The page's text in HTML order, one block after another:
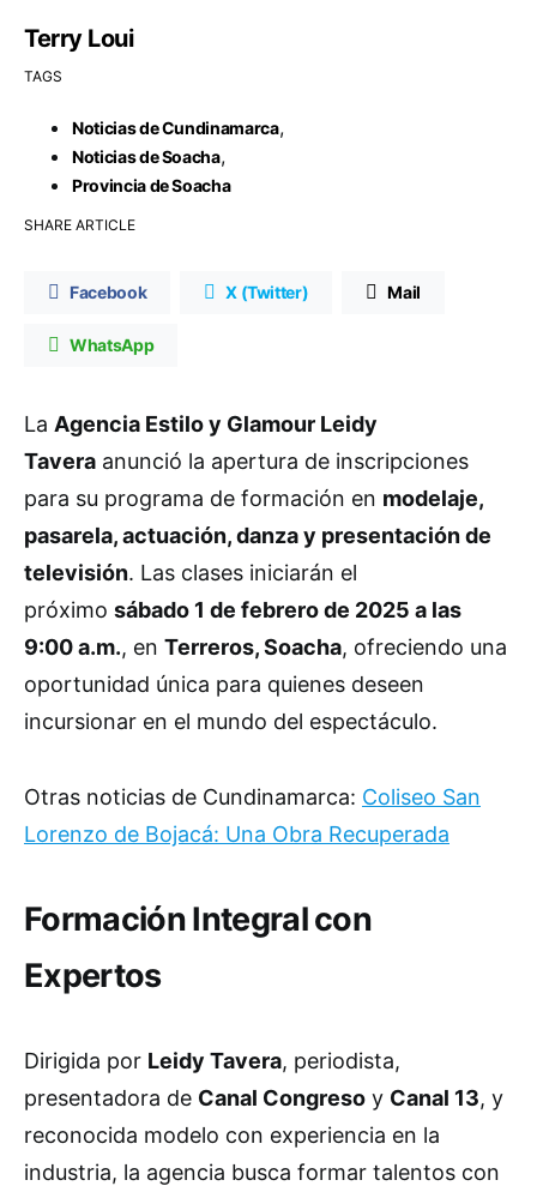
Terry Loui
TAGS
Noticias de Cundinamarca,
Noticias de Soacha,
Provincia de Soacha
SHARE ARTICLE
Facebook X (Twitter) Mail
WhatsApp
La Agencia Estilo y Glamour Leidy
Tavera anunció la apertura de inscripciones
para su programa de formación en modelaje,
pasarela, actuación, danza y presentación de
televisión. Las clases iniciarán el
próximo sábado 1 de febrero de 2025 a las
9:00 a.m., en Terreros, Soacha, ofreciendo una
oportunidad única para quienes deseen
incursionar en el mundo del espectáculo.
Otras noticias de Cundinamarca: Coliseo San
Lorenzo de Bojacá: Una Obra Recuperada
Formación Integral con
Expertos
Dirigida por Leidy Tavera, periodista,
presentadora de Canal Congreso y Canal 13, y
reconocida modelo con experiencia en la
industria, la agencia busca formar talentos con